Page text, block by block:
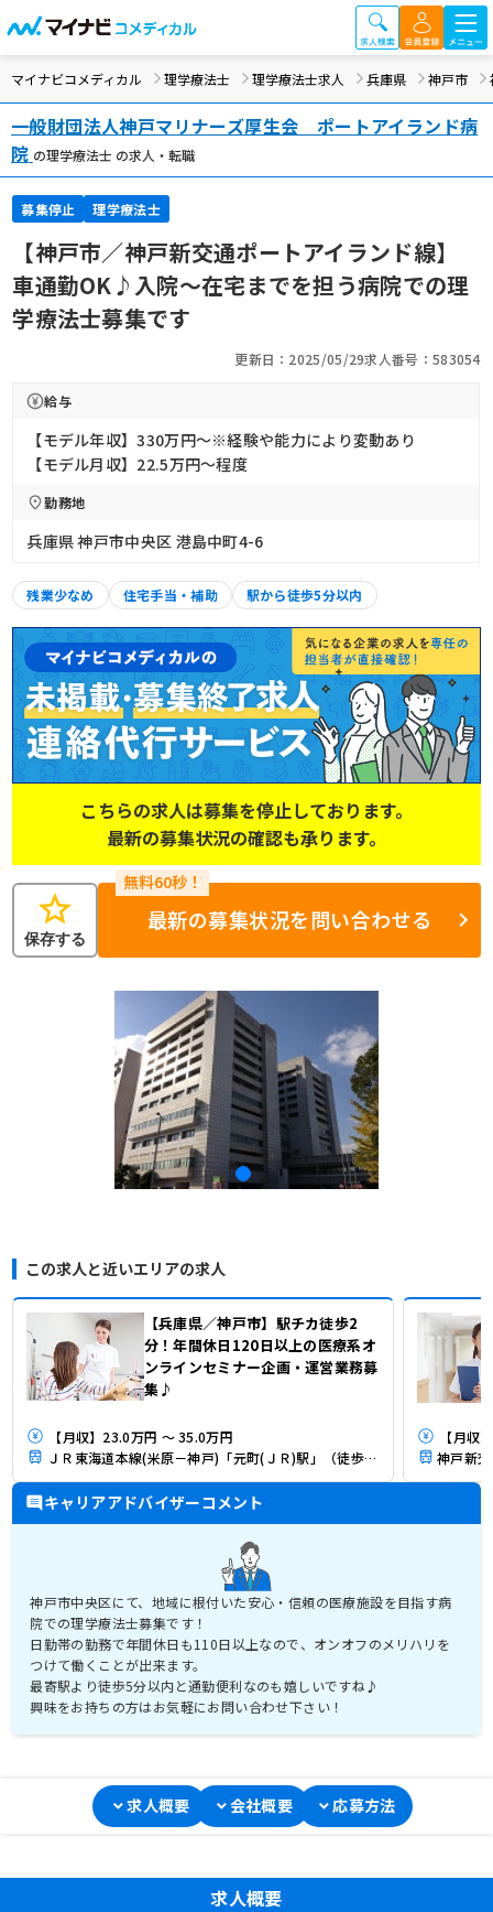
マイナビコメディカル 理学療法士 理学療法士求人 兵庫県 神戸市
一般財団法人神戸マリナーズ厚生会 ポートアイランド病
院 の理学療法士 の求人・転職
募集停止 理学療法士
【神戸市／神戸新交通ポートアイランド線】
車通勤OK♪入院～在宅までを担う病院での理
学療法士募集です
更新日：2025/05/29求人番号：583054
給与
【モデル年収】330万円〜※経験や能力により変動あり
【モデル月収】22.5万円〜程度
勤務地
兵庫県 神戸市中央区 港島中町4-6
残業少なめ 住宅手当・補助 駅から徒歩5分以内
こちらの求人は募集を停止しております。
最新の募集状況の確認も承ります。
star
保存する
最新の募集状況を問い合わせる
この求人と近いエリアの求人
【兵庫県／神戸市】駅チカ徒歩2
分！年間休日120日以上の医療系オ
ンラインセミナー企画・運営業務募
集♪
【月収】23.0万円 ～ 35.0万円
ＪＲ東海道本線(米原－神戸)「元町(ＪＲ)駅」（徒歩3分）
【月収
キャリアアドバイザーコメント
神戸市中央区にて、地域に根付いた安心・信頼の医療施設を目指す病
院での理学療法士募集です！
日勤帯の勤務で年間休日も110日以上なので、オンオフのメリハリを
つけて働くことが出来ます。
最寄駅より徒歩5分以内と通勤便利なのも嬉しいですね♪
興味をお持ちの方はお気軽にお問い合わせ下さい！
求人概要 会社概要 応募方法
求人概要